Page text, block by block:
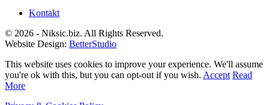
Kontakt
© 2026 - Niksic.biz. All Rights Reserved.
Website Design: BetterStudio
This website uses cookies to improve your experience. We'll assume
you're ok with this, but you can opt-out if you wish. Accept Read
More